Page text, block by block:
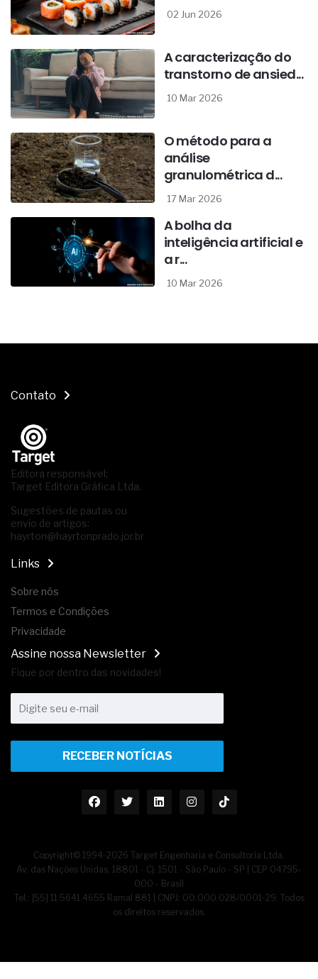
02 Jun 2026
A caracterização do
transtorno de ansied...
10 Mar 2026
O método para a
análise
granulométrica d...
17 Mar 2026
A bolha da
inteligência artificial e
a r...
10 Mar 2026
Contato
Editora responsável:
Target Editora Gráfica Ltda.
Sugestões de pautas ou
envio de artigos:
hayrton@hayrtonprado.jor.br
Links
Sobre nós
Termos e Condições
Privacidade
Assine nossa Newsletter
Fique por dentro das novidades!
RECEBER NOTÍCIAS
Copyright© 1994-2026 Target Engenharia e Consultoria Ltda.
Av. das Nações Unidas, 18801 - Cj. 1501 - São Paulo - SP | CEP 04795-
000 - Brasil
Tel.: [55] 11 5641.4655 Ramal 881 | CNPJ: 00.000.028/0001-29. Todos
os direitos reservados.